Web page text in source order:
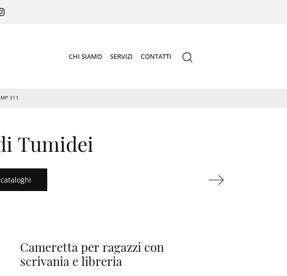
CHI SIAMO SERVIZI CONTATTI
311
Tumidei
Cameretta per ragazzi con
scrivania e libreria